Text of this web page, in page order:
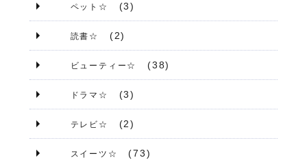
ペット☆ (3)
読書☆ (2)
ビューティー☆ (38)
ドラマ☆ (3)
テレビ☆ (2)
スイーツ☆ (73)